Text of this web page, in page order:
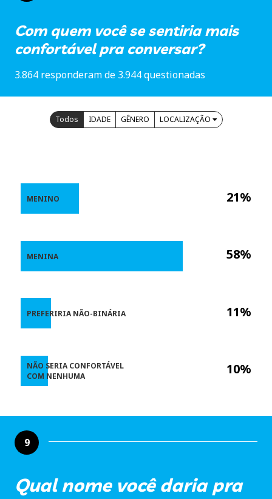
Com quem você se sentiria mais
confortável pra conversar?
3.864 responderam de 3.944 questionadas
Todos IDADE GÊNERO LOCALIZAÇÃO
21%
58%
11%
10%
MENINO
MENINA
PREFERIRIA NÃO-BINÁRIA
NÃO SERIA CONFORTÁVEL
COM NENHUMA
9
Qual nome você daria pra